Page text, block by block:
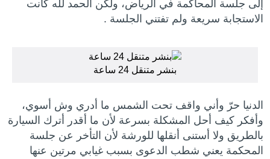
إلى جلسة المحاكمة في الرياض، ولكن الحمد لله كانت
الاستجابة سريعة ولم تفتني الجلسة .
بنشر متنقل 24 ساعة
الدنيا حرّ وأني واقف تحت الشمس ما أدري وش أسوي،
وأفكر كيف أحل المشكلة بسرعة لأن ما أقدر أترك السيارة
بالطريق ولا أستنى أنقلها للورشة لأن التأخر عن جلسة
المحكمة يعني شطب الدعوى بسبب غيابي مرتين عنها